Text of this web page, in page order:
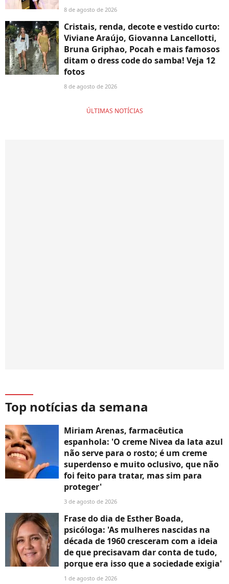
8 de agosto de 2026
Cristais, renda, decote e vestido curto:
Viviane Araújo, Giovanna Lancellotti,
Bruna Griphao, Pocah e mais famosos
ditam o dress code do samba! Veja 12
fotos
8 de agosto de 2026
ÚLTIMAS NOTÍCIAS
Top notícias da semana
Miriam Arenas, farmacêutica
espanhola: 'O creme Nivea da lata azul
não serve para o rosto; é um creme
superdenso e muito oclusivo, que não
foi feito para tratar, mas sim para
proteger'
3 de agosto de 2026
Frase do dia de Esther Boada,
psicóloga: 'As mulheres nascidas na
década de 1960 cresceram com a ideia
de que precisavam dar conta de tudo,
porque era isso que a sociedade exigia'
1 de agosto de 2026